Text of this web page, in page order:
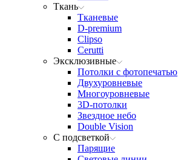
Ткань
Тканевые
D-premium
Clipso
Cerutti
Эксклюзивные
Потолки с фотопечатью
Двухуровневые
Многоуровневые
3D-потолки
Звездное небо
Double Vision
С подсветкой
Парящие